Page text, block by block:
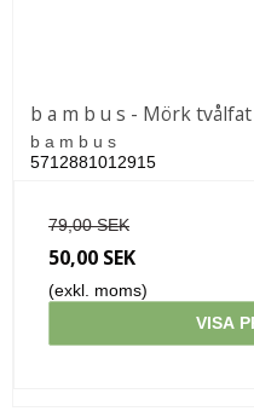
b a m b u s - Mörk
b a m b u s
5712881012915
79,00 SEK
50,00 SEK
(exkl. moms)
VISA